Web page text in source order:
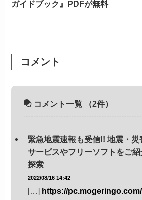
ガイドブック』PDFが無料
コメント
コメント一覧 （2件）
緊急地震速報も受信!! 地震・
サービスやフリーソフトをご
探索
2022/08/16 14:42
[…] https://